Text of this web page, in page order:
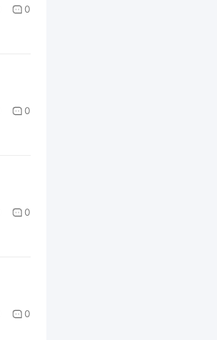
0
0
0
0